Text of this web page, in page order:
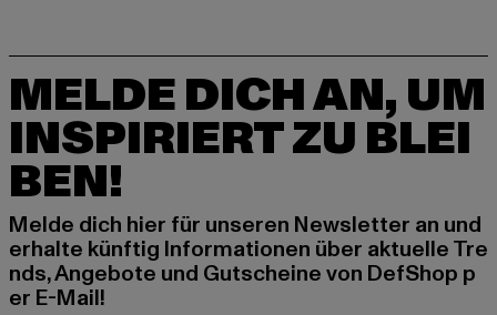
MELDE DICH AN, UM
INSPIRIERT ZU BLEI
BEN!
Melde dich hier für unseren Newsletter an und
erhalte künftig Informationen über aktuelle Tre
nds, Angebote und Gutscheine von DefShop p
er E-Mail!